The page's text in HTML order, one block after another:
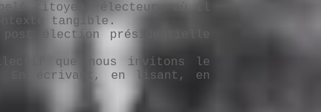
citoyen, électeur, où il
tangible.
élection présidentielle
que nous invitons le
En écrivant, en lisant, en